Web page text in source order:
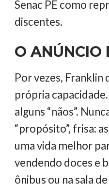
Senac PE como
discentes.
O ANÚNCIO
Por vezes, Franklin
própria
alguns “nãos”.
“propósito”, frisa:
uma vida melhor
vendendo doces e
ônibus ou na sala